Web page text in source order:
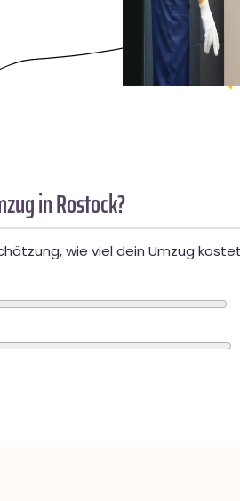
in Rostock?
wie viel dein Umzug